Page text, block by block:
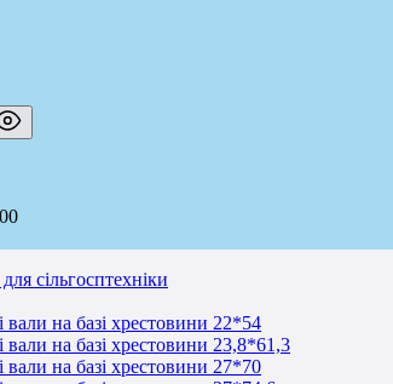
сільгосптехніки
вали на базі хрестовини 22*54
вали на базі хрестовини 23,8*61,3
вали на базі хрестовини 27*70